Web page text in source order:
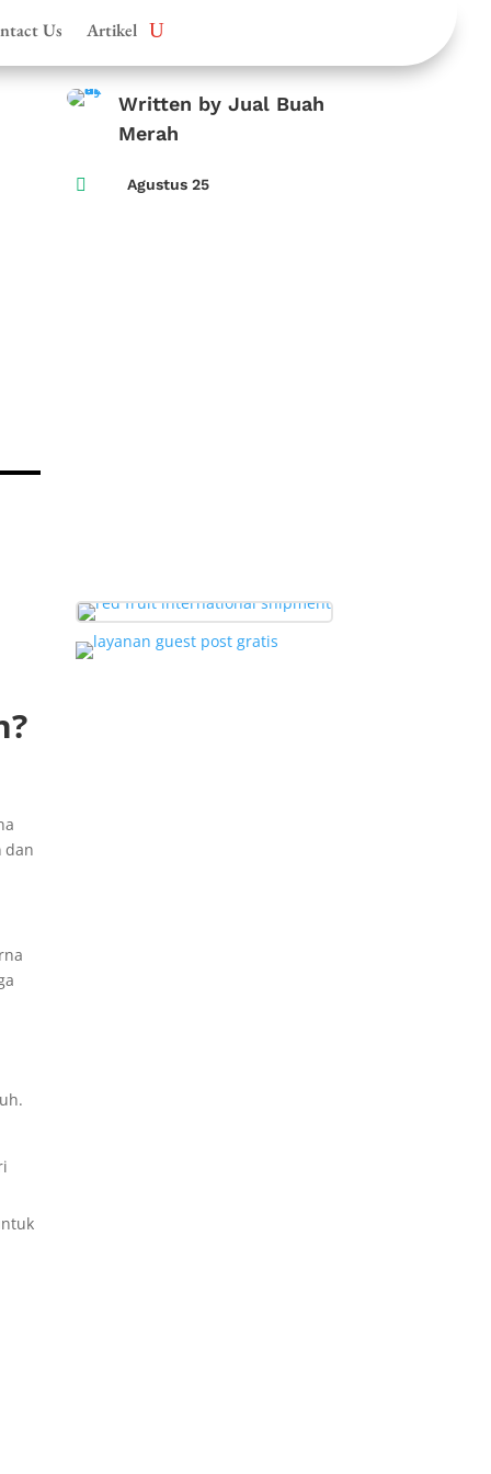
Us Artikel
Written by Jual Buah
Merah
 Agustus 25
dan